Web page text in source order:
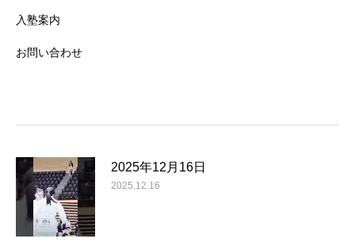
入塾案内
お問い合わせ
2025年12月16日
2025.12.16